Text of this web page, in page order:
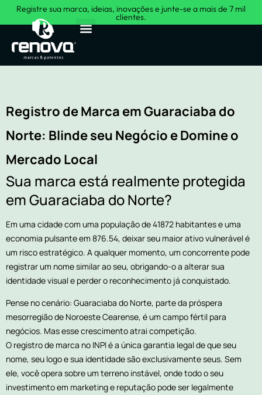
Registre sua marca, ideias, inovações e junte-se a mais de 7 mil
clientes.
Registro de Marca em Guaraciaba do
Norte: Blinde seu Negócio e Domine o
Mercado Local
Sua marca está realmente protegida
em Guaraciaba do Norte?
Em uma cidade com uma população de 41872 habitantes e uma
economia pulsante em 876.54, deixar seu maior ativo vulnerável é
um risco estratégico. A qualquer momento, um concorrente pode
registrar um nome similar ao seu, obrigando-o a alterar sua
identidade visual e perder o reconhecimento já conquistado.
Pense no cenário: Guaraciaba do Norte, parte da próspera
mesorregião de Noroeste Cearense, é um campo fértil para
negócios. Mas esse crescimento atrai competição.
O registro de marca no INPI é a única garantia legal de que seu
nome, seu logo e sua identidade são exclusivamente seus. Sem
ele, você opera sobre um terreno instável, onde todo o seu
investimento em marketing e reputação pode ser legalmente